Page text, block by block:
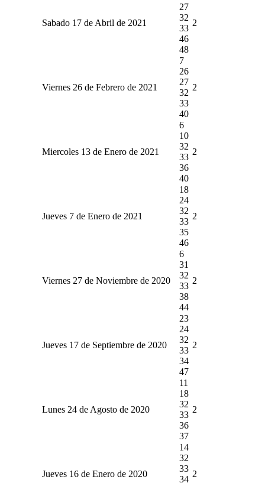
Sabado 17 de Abril de 2021
27
32
33
46
48
2
Viernes 26 de Febrero de 2021
7
26
27
32
33
40
2
Miercoles 13 de Enero de 2021
6
10
32
33
36
40
2
Jueves 7 de Enero de 2021
18
24
32
33
35
46
2
Viernes 27 de Noviembre de 2020
6
31
32
33
38
44
2
Jueves 17 de Septiembre de 2020
23
24
32
33
34
47
2
Lunes 24 de Agosto de 2020
11
18
32
33
36
37
2
Jueves 16 de Enero de 2020
14
32
33
34
2